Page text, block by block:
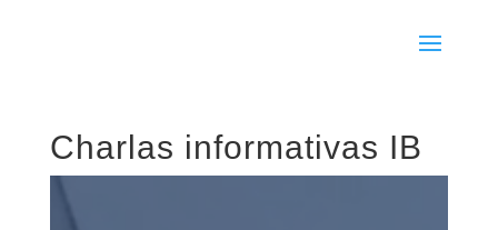
Charlas informativas IB